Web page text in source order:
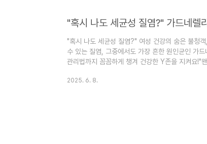
"혹시 나도 세균성 질염?" 가드네렐
"혹시 나도 세균성 질염?" 여성 건강의 숨은 불청
수 있는 질염, 그중에서도 가장 흔한 원인균인 가
관리법까지 꼼꼼하게 챙겨 건강한 Y존을 지켜요!"
끙끙 앓는 경우가 많죠. 이런 증상의 원인 중 하나
2025. 6. 8.